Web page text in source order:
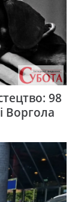
98
Воргола